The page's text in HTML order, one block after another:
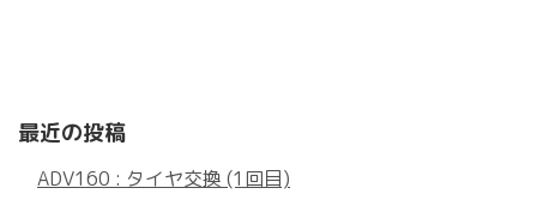
最近の投稿
ADV160 : タイヤ交換 (1回目)